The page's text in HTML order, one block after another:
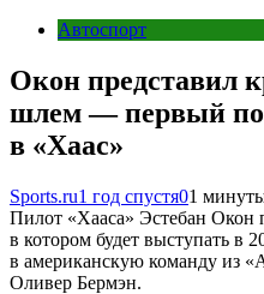
Автоспорт
Окон представил
шлем — первый
в «Хаас»
Sports.ru1 год спустя01
Пилот «Хааса» Эстебан Окон
в котором будет выступать в
в американскую команду из
Оливер Бермэн.